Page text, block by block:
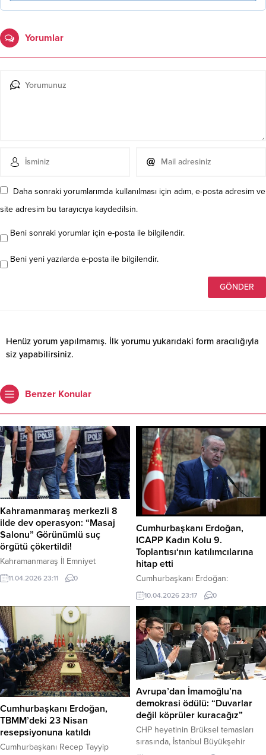
Yorumlar
Daha sonraki yorumlarımda kullanılması için adım, e-posta adresim ve
site adresim bu tarayıcıya kaydedilsin.
Beni sonraki yorumlar için e-posta ile bilgilendir.
Beni yeni yazılarda e-posta ile bilgilendir.
Henüz yorum yapılmamış. İlk yorumu yukarıdaki form aracılığıyla
siz yapabilirsiniz.
Benzer Konular
Kahramanmaraş merkezli 8
ilde dev operasyon: “Masaj
Salonu” Görünümlü suç
örgütü çökertildi!
Kahramanmaraş İl Emniyet
Müdürlüğü, “masaj salonu” adı
altında fuhuş yaptıran ve suç
Cumhuriyet Başsavcılığı
koordinesinde dev bir operasyon
gerçekleştirdi. 8 ili kapsayan eş
zamanlı baskınlarda örgütün
devasa işlem hacmi ve ele geçirilen
mühimmatlar dikkat çekti. Haber
Merkezi – Kahramanmaraş
merkezli; Tekirdağ, İstanbul,
Sakarya, Ankara, Uşak, Mersin...
11.04.2026 23:11 0
Cumhurbaşkanı Erdoğan,
ICAPP Kadın Kolu 9.
Toplantısı‘nın katılımcılarına
hitap etti
Cumhurbaşkanı Erdoğan:
“Savaşların ve sıcak çatışmaların
biri bitmeden maalesef diğeri
başlıyor. Bunun da yükünü
genellikle kadınlar ve masum
çocuklar. çekiyor. İsrail’in Gazze’de
acımasızca katlettiği 72 binden fazla
sivilin kahir ekseriyeti kadınlar ve
çocuklar.” dedi. Haber Merkezi –
Cumhurbaşkanı Recep Tayyip
Erdoğan, Uluslararası Asya Siyasi
Partiler Konferansı (ICAPP) Kadın
Kolu 9....
10.04.2026 23:17 0
Cumhurbaşkanı Erdoğan,
TBMM’deki 23 Nisan
resepsiyonuna katıldı
Cumhurbaşkanı Recep Tayyip
Avrupa’dan İmamoğlu’na
demokrasi ödülü: “Duvarlar
değil köprüler kuracağız”
CHP heyetinin Brüksel temasları
sırasında, İstanbul Büyükşehir